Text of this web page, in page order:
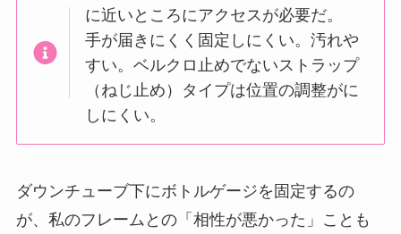
に近いところにアクセスが必要だ。
手が届きにくく固定しにくい。汚れや
すい。ベルクロ止めでないストラップ
（ねじ止め）タイプは位置の調整がに
しにくい。
ダウンチューブ下にボトルゲージを固定するの
が、私のフレームとの「相性が悪かった」ことも